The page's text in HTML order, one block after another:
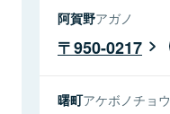
阿賀野アガノ
950-0217
曙町アケボノチョウ